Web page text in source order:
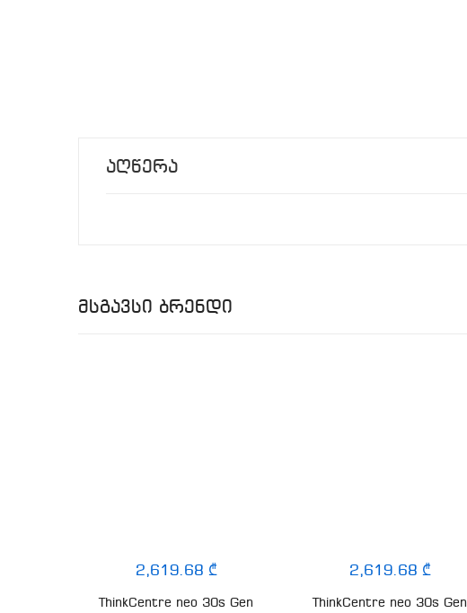
Აღწერა
Მსგავსი Ბრენდი
2,619.68 ₾
ThinkCentre neo 30s Gen
2,619.68 ₾
ThinkCentre neo 30s Gen